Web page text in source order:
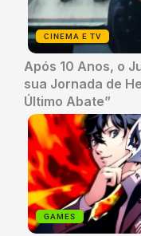
CINEMA E TV
Após 10 Anos, o
sua Jornada de
Último Abate”
GAMES